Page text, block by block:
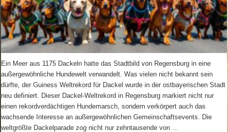
Ein Meer aus 1175 Dackeln hatte das Stadtbild von Regensburg in eine
außergewöhnliche Hundewelt verwandelt. Was vielen nicht bekannt sein
dürfte, der Guiness Weltrekord für Dackel wurde in der ostbayerischen Stadt
neu definiert. Dieser Dackel-Weltrekord in Regensburg markiert nicht nur
einen rekordverdächtigen Hundemarsch, sondern verkörpert auch das
wachsende Interesse an außergewöhnlichen Gemeinschaftsevents. Die
weltgrößte Dackelparade zog nicht nur zehntausende von …